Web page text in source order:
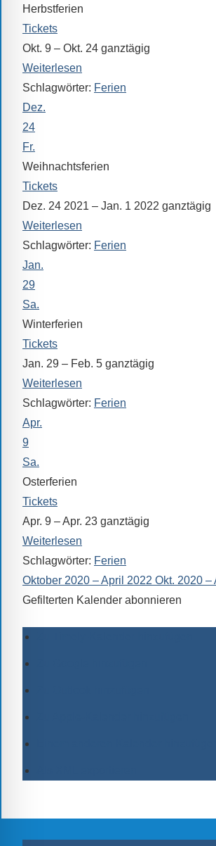
Herbstferien
Tickets
Okt. 9 – Okt. 24 ganztägig
Weiterlesen
Schlagwörter: Ferien
Dez.
24
Fr.
Weihnachtsferien
Tickets
Dez. 24 2021 – Jan. 1 2022 ganztägig
Weiterlesen
Schlagwörter: Ferien
Jan.
29
Sa.
Winterferien
Tickets
Jan. 29 – Feb. 5 ganztägig
Weiterlesen
Schlagwörter: Ferien
Apr.
9
Sa.
Osterferien
Tickets
Apr. 9 – Apr. 23 ganztägig
Weiterlesen
Schlagwörter: Ferien
Oktober 2020 – April 2022 Okt. 2020 –
Gefilterten Kalender abonnieren